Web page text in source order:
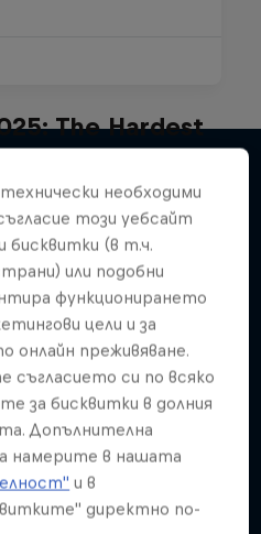
The Hardest
Yet?
motorsport on
необходими
този уебсайт
бисквитки (в т.ч.
или подобни
функционирането
цели и за
онлайн преживяване.
си по всяко
за бисквитки в долния
Допълнителна
намерите в нашата
и в
директно по-